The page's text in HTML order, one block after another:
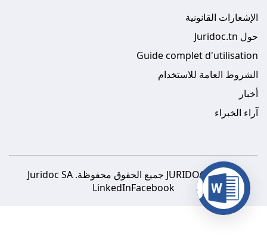
الإشعارات القانونية
حول Juridoc.tn
Guide complet d'utilisation
الشروط العامة للاستخدام
أخبار
آراء الخبراء
© 2026 JURIDOC جميع الحقوق محفوظة. Juridoc SA
Facebook
LinkedIn